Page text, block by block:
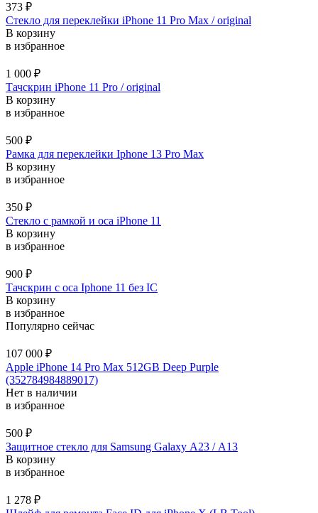
373 ₽
Стекло для переклейки iPhone 11 Pro Max / original
В корзину
в избранное
1 000 ₽
Тачскрин iPhone 11 Pro / original
В корзину
в избранное
500 ₽
Рамка для переклейки Iphone 13 Pro Max
В корзину
в избранное
350 ₽
Стекло с рамкой и оса iPhone 11
В корзину
в избранное
900 ₽
Тачскрин с оса Iphone 11 без IC
В корзину
в избранное
Популярно сейчас
107 000 ₽
Apple iPhone 14 Pro Max 512GB Deep Purple
(352784984889017)
Нет в наличии
в избранное
500 ₽
Защитное стекло для Samsung Galaxy А23 / A13
В корзину
в избранное
1 278 ₽